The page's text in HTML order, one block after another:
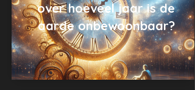
over hoeveel jaar is de
aarde onbewoonbaar?